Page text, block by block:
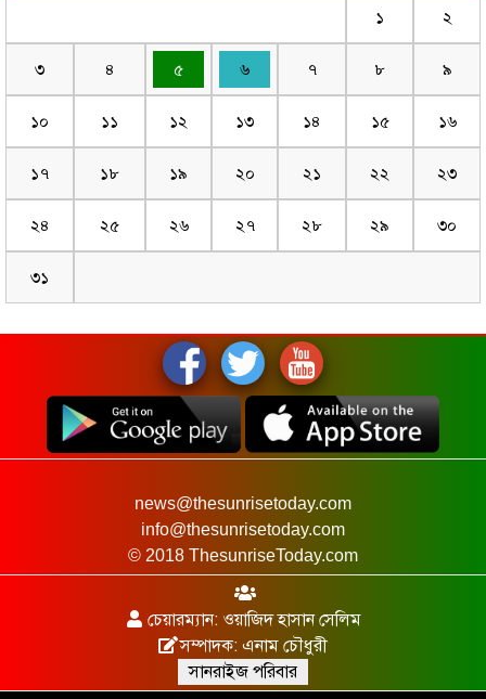
১ ২
৩ ৪ ৫ ৬ ৭ ৮ ৯
১০ ১১ ১২ ১৩ ১৪ ১৫ ১৬
১৭ ১৮ ১৯ ২০ ২১ ২২ ২৩
২৪ ২৫ ২৬ ২৭ ২৮ ২৯ ৩০
৩১
news@thesunrisetoday.com
info@thesunrisetoday.com
© 2018 ThesunriseToday.com
চেয়ারম্যান: ওয়াজিদ হাসান সেলিম
সম্পাদক: এনাম চৌধুরী
সানরাইজ পরিবার